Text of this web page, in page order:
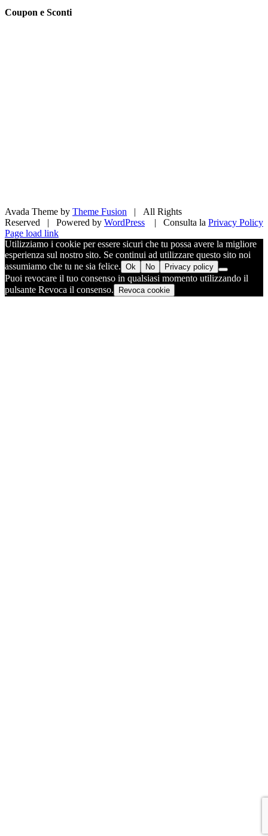
Coupon e Sconti
Avada Theme by Theme Fusion | All Rights
Reserved | Powered by WordPress | Consulta la Privacy Policy
Facebook
X
Pinterest
Instagram
Page load link
Utilizziamo i cookie per essere sicuri che tu possa avere la migliore
esperienza sul nostro sito. Se continui ad utilizzare questo sito noi
assumiamo che tu ne sia felice. Ok No Privacy policy
Puoi revocare il tuo consenso in qualsiasi momento utilizzando il
pulsante Revoca il consenso.
Revoca cookie